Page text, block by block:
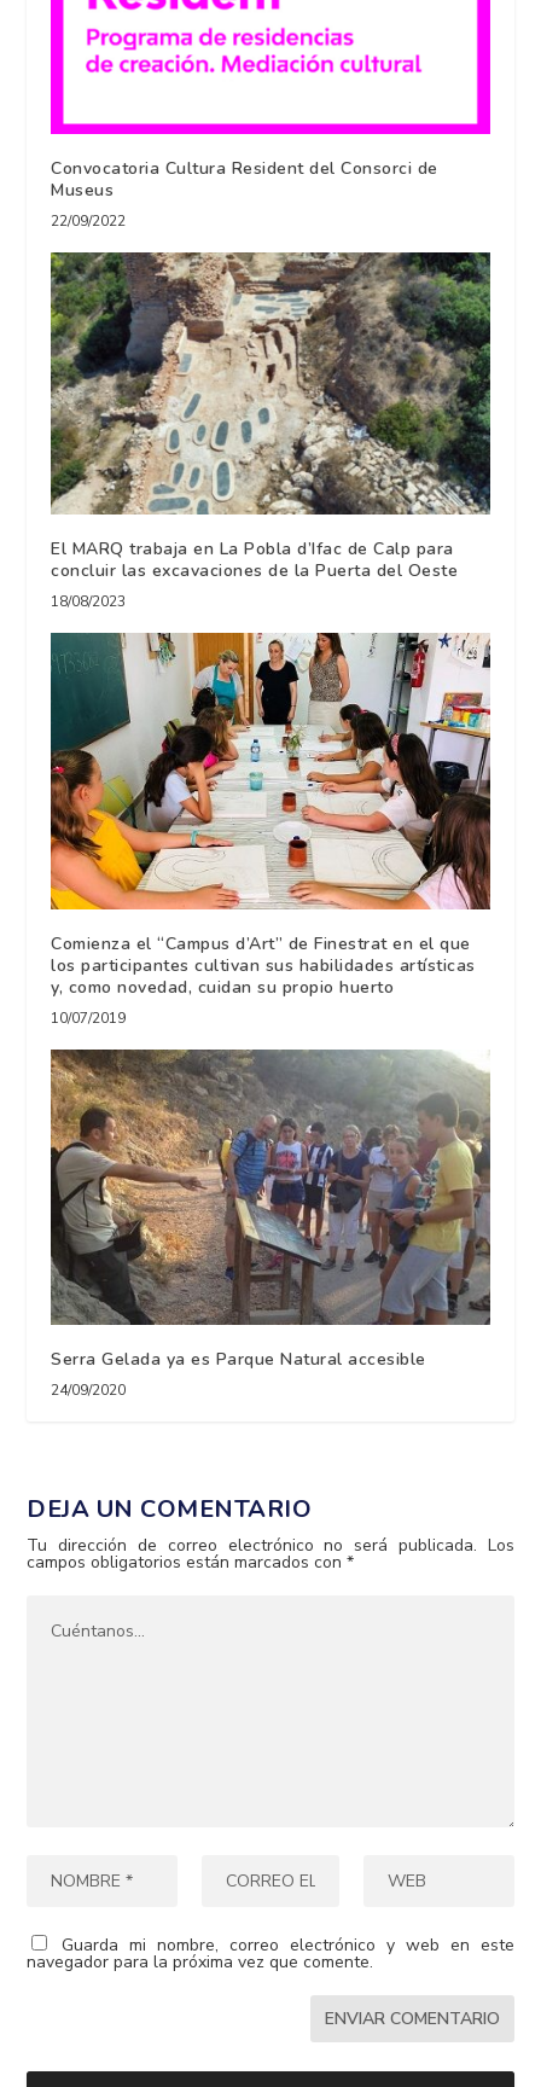
Convocatoria Cultura Resident del Consorci de
Museus
22/09/2022
El MARQ trabaja en La Pobla d’Ifac de Calp para
concluir las excavaciones de la Puerta del Oeste
18/08/2023
Comienza el “Campus d’Art” de Finestrat en el que
los participantes cultivan sus habilidades artísticas
y, como novedad, cuidan su propio huerto
10/07/2019
Serra Gelada ya es Parque Natural accesible
24/09/2020
DEJA UN COMENTARIO
Tu dirección de correo electrónico no será publicada. Los
campos obligatorios están marcados con*
Guarda mi nombre, correo electrónico y web en este
navegador para la próxima vez que comente.